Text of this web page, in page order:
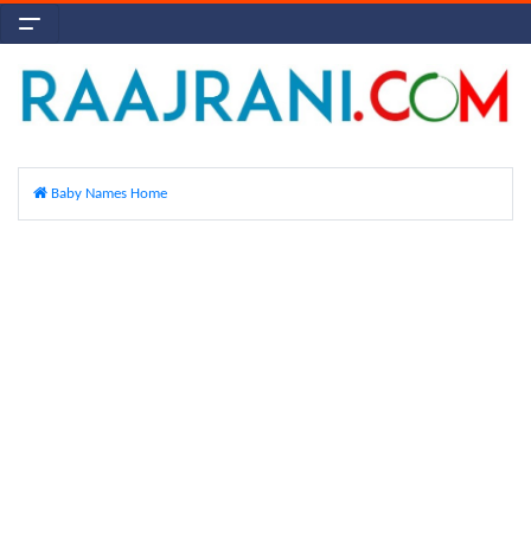
Baby Names Home